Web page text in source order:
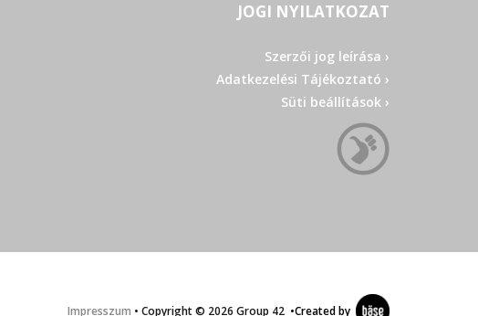
JOGI NYILATKOZAT
Szerzői jog leírása ›
Adatkezelési Tájékoztató ›
Süti beállítások ›
Impresszum • Copyright © 2026 Group 42 •Created by